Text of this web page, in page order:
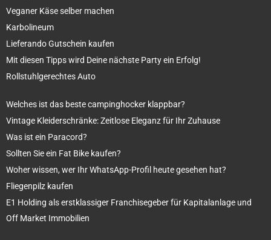
Veganer Käse selber machen
Karbolineum
Lieferando Gutschein kaufen
Mit diesen Tipps wird Deine nächste Party ein Erfolg!
Rollstuhlgerechtes Auto
Welches ist das beste campinghocker klappbar?
Vintage Kleiderschränke: Zeitlose Eleganz für Ihr Zuhause
Was ist ein Paracord?
Sollten Sie ein Fat Bike kaufen?
Woher wissen, wer Ihr WhatsApp-Profil heute gesehen hat?
Fliegenpilz kaufen
E1 Holding als erstklassiger Franchisegeber für Kapitalanlage und
Off Market Immobilien